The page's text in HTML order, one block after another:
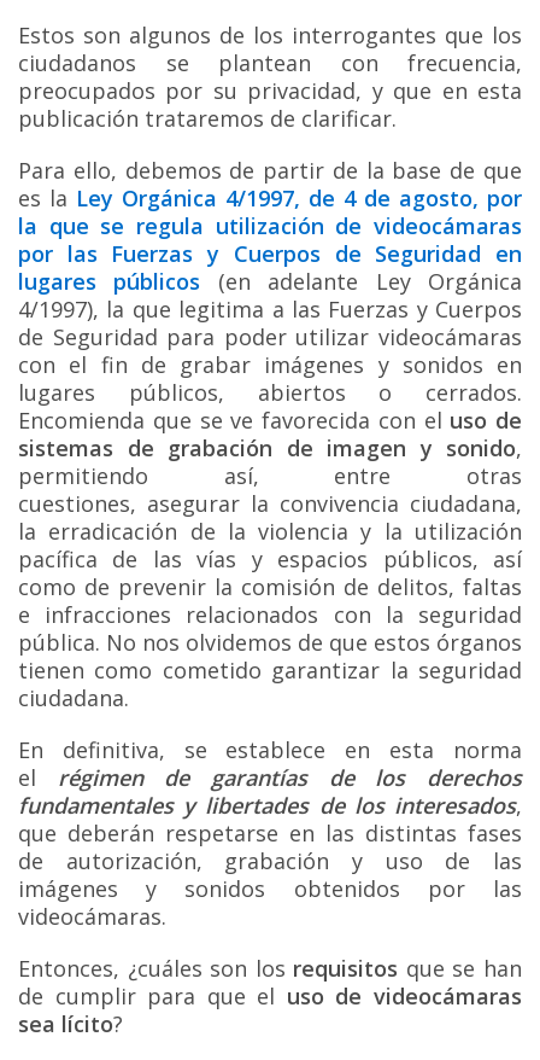
Estos son algunos de los interrogantes que los
ciudadanos se plantean con frecuencia,
preocupados por su privacidad, y que en esta
publicación trataremos de clarificar.
Para ello, debemos de partir de la base de que
es la Ley Orgánica 4/1997, de 4 de agosto, por
la que se regula utilización de videocámaras
por las Fuerzas y Cuerpos de Seguridad en
lugares públicos (en adelante Ley Orgánica
4/1997), la que legitima a las Fuerzas y Cuerpos
de Seguridad para poder utilizar videocámaras
con el fin de grabar imágenes y sonidos en
lugares públicos, abiertos o cerrados.
Encomienda que se ve favorecida con el uso de
sistemas de grabación de imagen y sonido,
permitiendo así, entre otras
cuestiones, asegurar la convivencia ciudadana,
la erradicación de la violencia y la utilización
pacífica de las vías y espacios públicos, así
como de prevenir la comisión de delitos, faltas
e infracciones relacionados con la seguridad
pública. No nos olvidemos de que estos órganos
tienen como cometido garantizar la seguridad
ciudadana.
En definitiva, se establece en esta norma
el régimen de garantías de los derechos
fundamentales y libertades de los interesados,
que deberán respetarse en las distintas fases
de autorización, grabación y uso de las
imágenes y sonidos obtenidos por las
videocámaras.
Entonces, ¿cuáles son los requisitos que se han
de cumplir para que el uso de videocámaras
sea lícito?